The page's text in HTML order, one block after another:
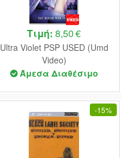
Τιμή: 8,50 €
Ultra Violet PSP USED (Umd
Video)
Άμεσα Διαθέσιμο
-15%